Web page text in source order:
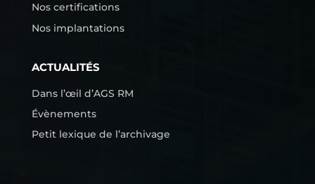
Nos certifications
Nos implantations
ACTUALITÉS
Dans l’œil d’AGS RM
Évènements
Petit lexique de l’archivage